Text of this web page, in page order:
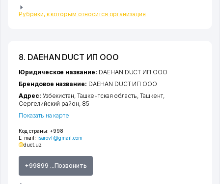
Рубрики, к которым относится организация
8. DAEHAN DUCT ИП ООО
Код страны: +998
E-mail: isarovf@gmail.com
duct.uz
+99899 ...Позвонить
Юридическое название: DAEHAN DUCT ИП ООО
Брендовое название: DAEHAN DUCT ИП ООО
Адрес: Узбекистан,Ташкентская область,Ташкент,
Сергелийский район, 85
Показать на карте